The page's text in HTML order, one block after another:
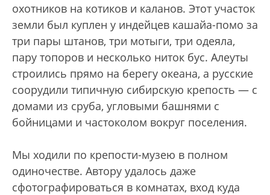
охотников на котиков и каланов. Этот участок
земли был куплен у индейцев кашайа-помо за
три пары штанов, три мотыги, три одеяла,
пару топоров и несколько ниток бус. Алеуты
строились прямо на берегу океана, а русские
соорудили типичную сибирскую крепость — с
домами из сруба, угловыми башнями с
бойницами и частоколом вокруг поселения.
Мы ходили по крепости-музею в полном
одиночестве. Автору удалось даже
сфотографироваться в комнатах, вход куда